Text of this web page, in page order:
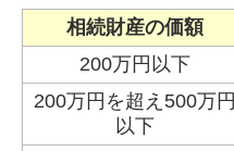
相続財産の価額
200万円以下
200万円を超え500万円
以下